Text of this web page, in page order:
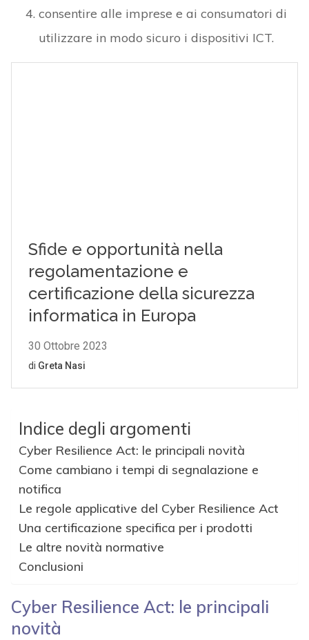
consentire alle imprese e ai consumatori di
utilizzare in modo sicuro i dispositivi ICT.
Indice degli argomenti
Cyber Resilience Act: le principali novità
Come cambiano i tempi di segnalazione e
notifica
Le regole applicative del Cyber Resilience Act
Una certificazione specifica per i prodotti
Le altre novità normative
Conclusioni
Cyber Resilience Act: le principali
novità